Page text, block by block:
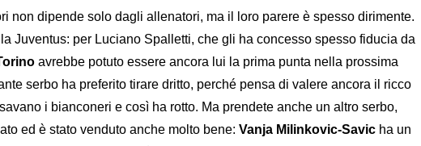
non dipende solo dagli allenatori, ma il loro parere è spesso dirimente.
Juventus: per Luciano Spalletti, che gli ha concesso spesso fiducia da
avrebbe potuto essere ancora lui la prima punta nella prossima
serbo ha preferito tirare dritto, perché pensa di valere ancora il ricco
i bianconeri e così ha rotto. Ma prendete anche un altro serbo,
ed è stato venduto anche molto bene: Vanja Milinkovic-Savic ha un